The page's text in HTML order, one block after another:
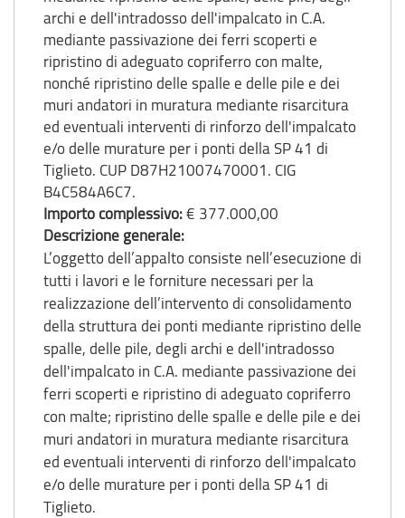
archi e dell'intradosso dell'impalcato in C.A.
mediante passivazione dei ferri scoperti e
ripristino di adeguato copriferro con malte,
nonché ripristino delle spalle e delle pile e dei
muri andatori in muratura mediante risarcitura
ed eventuali interventi di rinforzo dell'impalcato
e/o delle murature per i ponti della SP 41 di
Tiglieto. CUP D87H21007470001. CIG
B4C584A6C7.
Importo complessivo:€ 377.000,00
Descrizione generale:
L’oggetto dell’appalto consiste nell’esecuzione di
tutti i lavori e le forniture necessari per la
realizzazione dell’intervento di consolidamento
della struttura dei ponti mediante ripristino delle
spalle, delle pile, degli archi e dell'intradosso
dell'impalcato in C.A. mediante passivazione dei
ferri scoperti e ripristino di adeguato copriferro
con malte; ripristino delle spalle e delle pile e dei
muri andatori in muratura mediante risarcitura
ed eventuali interventi di rinforzo dell'impalcato
e/o delle murature per i ponti della SP 41 di
Tiglieto.